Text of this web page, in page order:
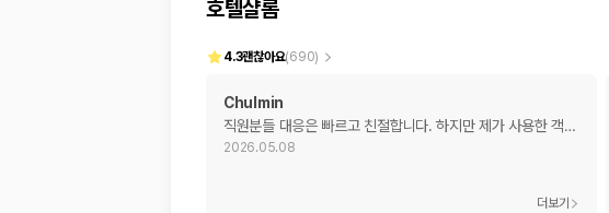
제주렌트카 가격비교는 카모아에서 한 번에
제주도 렌트카는 업체마다 차량 가격, 보험 조건, 면책금, 보상 한도, 인수 장소, 취소 규정
호텔샬롬
4.3괜찮아요(690)
Chulmin
직원분들 대응은 빠르고 친절합니다. 하지만 제가 사용한 객…
2026.05.08
더보기